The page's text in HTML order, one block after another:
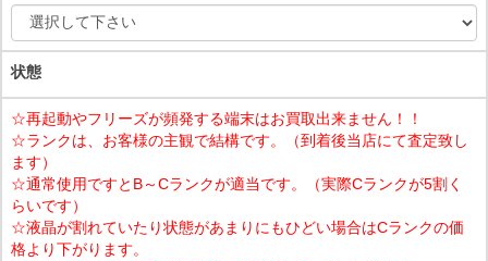
状態
☆再起動やフリーズが頻発する端末はお買取出来ません！！
☆ランクは、お客様の主観で結構です。（到着後当店にて査定致し
ます）
☆通常使用ですとB～Cランクが適当です。（実際Cランクが5割く
らいです）
☆液晶が割れていたり状態があまりにもひどい場合はCランクの価
格より下がります。